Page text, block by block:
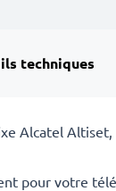
techniques
Alcatel Altiset,
pour votre